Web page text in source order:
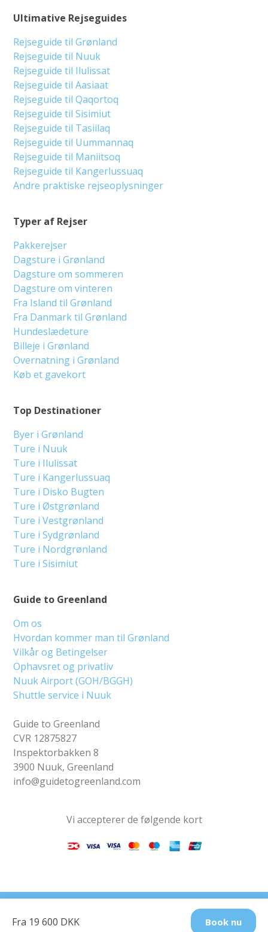
Fra 19 600 DKK Book nu
Guide to Greenland
Om os
Hvordan kommer man til Grønland
Vilkår og Betingelser
Ophavsret og privatliv
Nuuk Airport (GOH/BGGH)
Shuttle service i Nuuk
Guide to Greenland
CVR 12875827
Inspektorbakken 8
3900 Nuuk, Greenland
info@guidetogreenland.com
Top Destinationer
Byer i Grønland
Ture i Nuuk
Ture i Ilulissat
Ture i Kangerlussuaq
Ture i Disko Bugten
Ture i Østgrønland
Ture i Vestgrønland
Ture i Sydgrønland
Ture i Nordgrønland
Ture i Sisimiut
Typer af Rejser
Pakkerejser
Dagsture i Grønland
Dagsture om sommeren
Dagsture om vinteren
Fra Island til Grønland
Fra Danmark til Grønland
Hundeslædeture
Billeje i Grønland
Overnatning i Grønland
Køb et gavekort
Ultimative Rejseguides
Rejseguide til Grønland
Rejseguide til Nuuk
Rejseguide til Ilulissat
Rejseguide til Aasiaat
Rejseguide til Qaqortoq
Rejseguide til Sisimiut
Rejseguide til Tasiilaq
Rejseguide til Uummannaq
Rejseguide til Maniitsoq
Rejseguide til Kangerlussuaq
Andre praktiske rejseoplysninger
Vi accepterer de følgende kort
medier